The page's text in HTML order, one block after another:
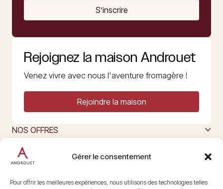
Gérer le consentement
Pour offrir les meilleures expériences, nous utilisons des technologies telles
S’inscrire
Rejoignez la maison Androuet
Venez vivre avec nous l'aventure fromagère !
Rejoindre la maison
NOS OFFRES
L’ART DU FROMAGE
Nous suivre
@maisonandrouet